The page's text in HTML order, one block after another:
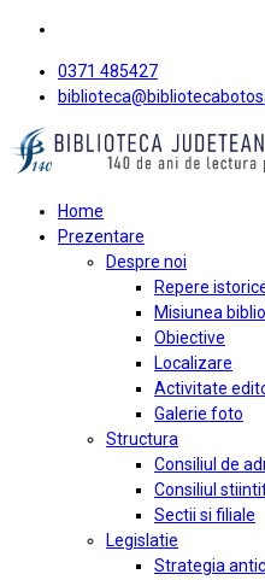
0371 485427
Home
Prezentare
Despre noi
Repere
Misiunea
Obiective
Localizare
Activitate
Galerie foto
Structura
Consiliul de
Consiliul
Sectii si filiale
Legislatie
Strategia